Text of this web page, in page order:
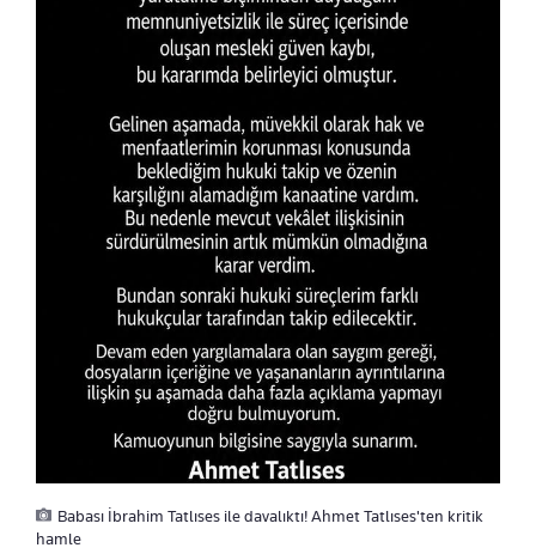
Babası İbrahim Tatlıses ile davalıktı! Ahmet Tatlıses'ten kritik
hamle